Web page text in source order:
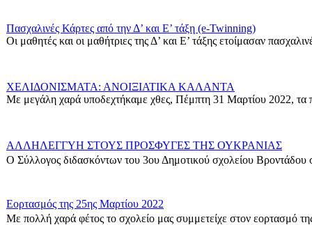
Πασχαλινές Κάρτες από την Δ’ και Ε’ τάξη (e-Twinning)
Οι μαθητές και οι μαθήτριες της Δ’ και Ε’ τάξης ετοίμασαν
ΧΕΛΙΔΟΝΙΣΜΑΤΑ: ΑΝΟΙΞΙΑΤΙΚΑ ΚΑΛΑΝΤΑ
Με μεγάλη χαρά υποδεχτήκαμε χθες, Πέμπτη 31 Μαρτίου 2022, τα
ΑΛΛΗΛΕΓΓΥΗ ΣΤΟΥΣ ΠΡΟΣΦΥΓΕΣ ΤΗΣ ΟΥΚΡΑΝΙΑΣ
Ο Σύλλογος διδασκόντων του 3ου Δημοτικού σχολείου
Εορτασμός της 25ης Μαρτίου 2022
Με πολλή χαρά φέτος το σχολείο μας συμμετείχε στον εορτασμό